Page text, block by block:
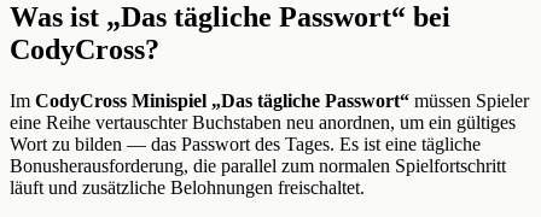
Was ist „Das tägliche Passwort“ bei
CodyCross?
Im CodyCross Minispiel „Das tägliche Passwort“ müssen Spieler
eine Reihe vertauschter Buchstaben neu anordnen, um ein gültiges
Wort zu bilden — das Passwort des Tages. Es ist eine tägliche
Bonusherausforderung, die parallel zum normalen Spielfortschritt
läuft und zusätzliche Belohnungen freischaltet.